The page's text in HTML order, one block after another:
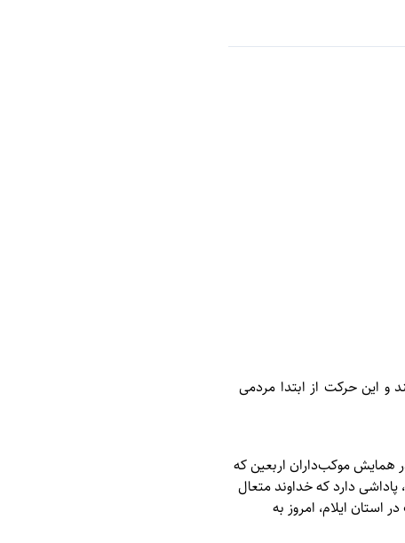
و این حرکت از ابتدا مردمی
همایش موکب‌داران اربعین که
دارد که خداوند متعال
استان ایلام، امروز به